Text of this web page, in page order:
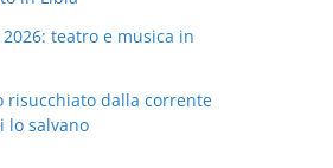
teatro e musica in
risucchiato dalla corrente
lo salvano